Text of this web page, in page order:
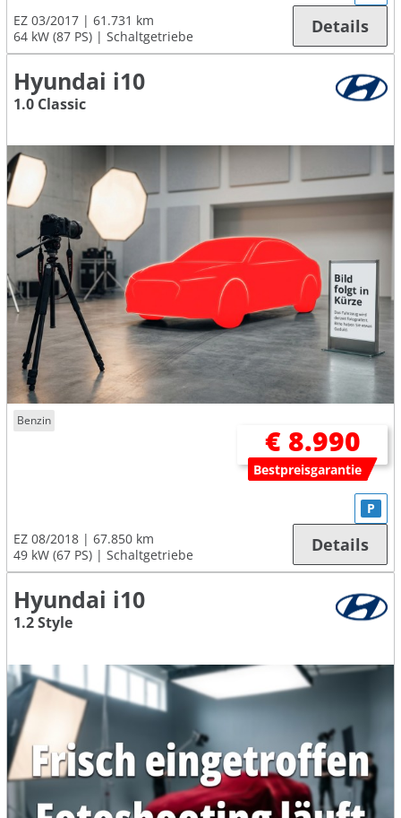
EZ 03/2017
61.731 km
64 kW (87 PS)
Schaltgetriebe Details
Hyundai i10
1.0 Classic
Benzin
€ 8.990
Bestpreisgarantie
EZ 08/2018
67.850 km
49 kW (67 PS)
Schaltgetriebe
P
Details
Hyundai i10
1.2 Style